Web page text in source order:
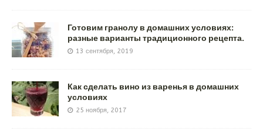
Готовим гранолу в домашних условиях:
разные варианты традиционного рецепта.
13 сентября, 2019
Как сделать вино из варенья в домашних
условиях
25 ноября, 2017